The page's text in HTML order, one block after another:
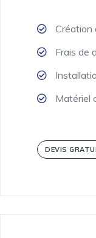
Création
Frais de
Matériel
DEVIS